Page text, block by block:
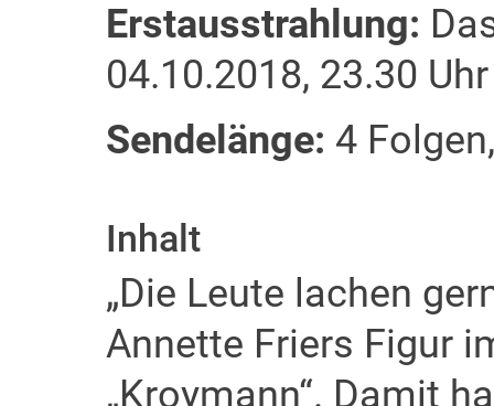
Erstausstrahlung:
04.10.2018, 23.30 Uhr
Sendelänge: 4
Inhalt
„Die Leute lachen
Annette Friers Figur
„Kroymann“. Damit